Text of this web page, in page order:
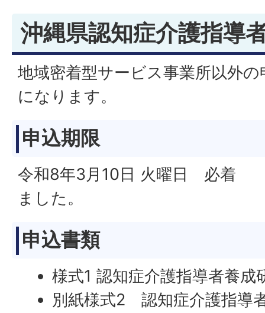
沖縄県認知症介護指導
地域密着型サービス事業所以外
になります。
申込期限
令和8年3月10日 火曜日 必着
ました。
申込書類
様式1 認知症介護指導者養成
別紙様式2 認知症介護指導